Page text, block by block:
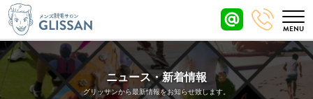
ニュース・新着情報
グリッサンから最新情報をお知らせ致します。